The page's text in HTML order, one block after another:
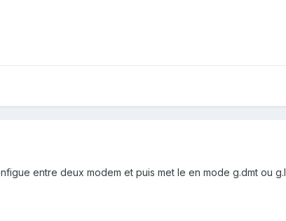
entre deux modem et puis met le en mode g.dmt ou